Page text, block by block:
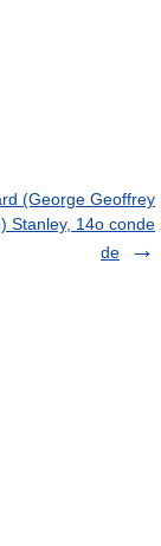
(George Geoffrey
Stanley, 14o conde
de